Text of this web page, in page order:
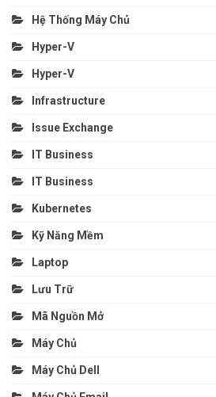
Hệ Thống Máy Chủ
Hyper-V
Hyper-V
Infrastructure
Issue Exchange
IT Business
IT Business
Kubernetes
Kỹ Năng Mềm
Laptop
Lưu Trữ
Mã Nguồn Mở
Máy Chủ
Máy Chủ Dell